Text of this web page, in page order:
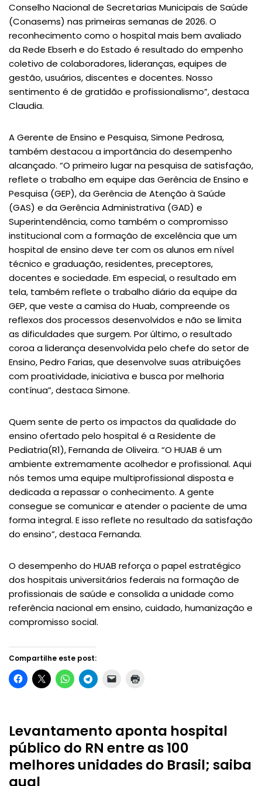
Conselho Nacional de Secretarias Municipais de Saúde
(Conasems) nas primeiras semanas de 2026. O
reconhecimento como o hospital mais bem avaliado
da Rede Ebserh e do Estado é resultado do empenho
coletivo de colaboradores, lideranças, equipes de
gestão, usuários, discentes e docentes. Nosso
sentimento é de gratidão e profissionalismo”, destaca
Claudia.
A Gerente de Ensino e Pesquisa, Simone Pedrosa,
também destacou a importância do desempenho
alcançado. “O primeiro lugar na pesquisa de satisfação,
reflete o trabalho em equipe das Gerência de Ensino e
Pesquisa (GEP), da Gerência de Atenção à Saúde
(GAS) e da Gerência Administrativa (GAD) e
Superintendência, como também o compromisso
institucional com a formação de excelência que um
hospital de ensino deve ter com os alunos em nível
técnico e graduação, residentes, preceptores,
docentes e sociedade. Em especial, o resultado em
tela, também reflete o trabalho diário da equipe da
GEP, que veste a camisa do Huab, compreende os
reflexos dos processos desenvolvidos e não se limita
as dificuldades que surgem. Por último, o resultado
coroa a liderança desenvolvida pelo chefe do setor de
Ensino, Pedro Farias, que desenvolve suas atribuições
com proatividade, iniciativa e busca por melhoria
contínua”, destaca Simone.
Quem sente de perto os impactos da qualidade do
ensino ofertado pelo hospital é a Residente de
Pediatria(R1), Fernanda de Oliveira. “O HUAB é um
ambiente extremamente acolhedor e profissional. Aqui
nós temos uma equipe multiprofissional disposta e
dedicada a repassar o conhecimento. A gente
consegue se comunicar e atender o paciente de uma
forma integral. E isso reflete no resultado da satisfação
do ensino”, destaca Fernanda.
O desempenho do HUAB reforça o papel estratégico
dos hospitais universitários federais na formação de
profissionais de saúde e consolida a unidade como
referência nacional em ensino, cuidado, humanização e
compromisso social.
Compartilhe este post:
Levantamento aponta hospital
público do RN entre as 100
melhores unidades do Brasil; saiba
qual